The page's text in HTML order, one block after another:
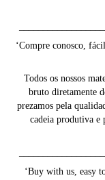
‘Compre conosco,
Todos os nossos
bruto diretamente
prezamos pela
cadeia produtiva e
‘Buy with us, easy